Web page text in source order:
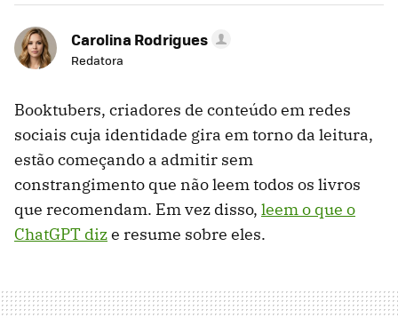
Carolina Rodrigues
Redatora
Booktubers, criadores de conteúdo em redes
sociais cuja identidade gira em torno da leitura,
estão começando a admitir sem
constrangimento que não leem todos os livros
que recomendam. Em vez disso, leem o que o
ChatGPT dize resume sobre eles.